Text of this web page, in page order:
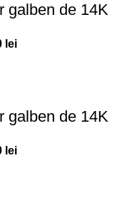
galben de 14K
lei
galben de 14K
lei